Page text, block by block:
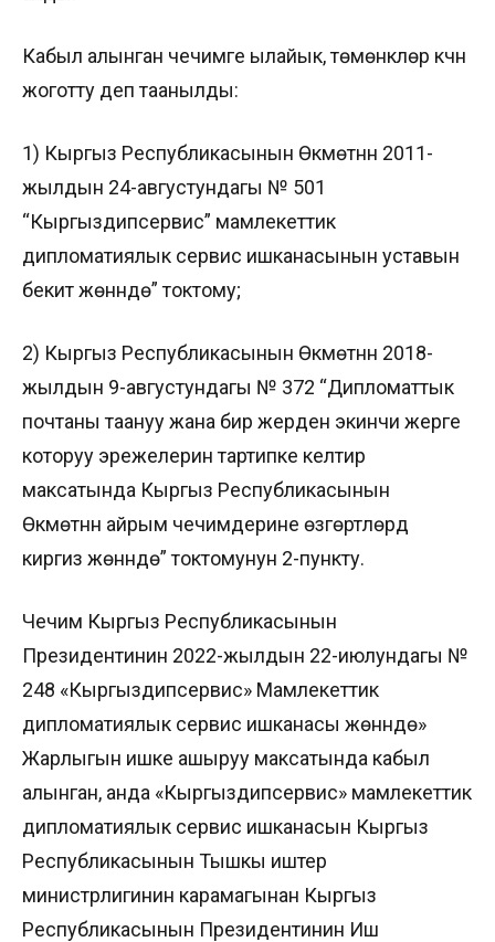
Кабыл алынган чечимге ылайык, төмөнкүлөр күчүн
жоготту деп таанылды:
1) Кыргыз Республикасынын Өкмөтүнүн 2011-
жылдын 24-августундагы № 501
“Кыргыздипсервис” мамлекеттик
дипломатиялык сервис ишканасынын уставын
бекитүү жөнүндө” токтому;
2) Кыргыз Республикасынын Өкмөтүнүн 2018-
жылдын 9-августундагы № 372 “Дипломаттык
почтаны таануу жана бир жерден экинчи жерге
которуу эрежелерин тартипке келтирүү
максатында Кыргыз Республикасынын
Өкмөтүнүн айрым чечимдерине өзгөртүүлөрдү
киргизүү жөнүндө” токтомунун 2-пункту.
Чечим Кыргыз Республикасынын
Президентинин 2022-жылдын 22-июлундагы №
248 «Кыргыздипсервис» Мамлекеттик
дипломатиялык сервис ишканасы жөнүндө»
Жарлыгын ишке ашыруу максатында кабыл
алынган, анда «Кыргыздипсервис» мамлекеттик
дипломатиялык сервис ишканасын Кыргыз
Республикасынын Тышкы иштер
министрлигинин карамагынан Кыргыз
Республикасынын Президентинин Иш